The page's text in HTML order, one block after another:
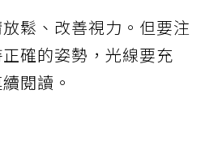
鬆、改善視力。但要注
確的姿勢，光線要充
閱讀。